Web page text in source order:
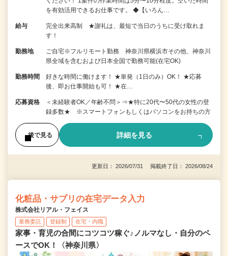
を有効活用できるお仕事です。 ◆【いろん…
給与
完全出来高制 ★謝礼は、最短で当日のうちに受け取れま
す！
勤務地
ご自宅※フルリモート勤務 神奈川県横浜市その他、神奈川
県全域を含むおよび日本全国で勤務可能(在宅OK)
勤務時間
好きな時間に働けます！ ★単発（1日のみ）OK！ ★応募
後、即お仕事開始も可！ ★在…
応募資格
＜未経験者OK／年齢不問＞⇒★特に20代〜50代の女性の登
録多数★ ※スマートフォンもしくはパソコンをお持ちの方
後で見る 詳細を見る
更新日： 2026/07/31 掲載終了日： 2026/08/24
化粧品・サプリの在宅データ入力
株式会社リアル・フェイス
業務委託 登録制 在宅・内職
家事・育児の合間にコツコツ稼ぐ♪ノルマなし・自分のペ
ースでOK！〈神奈川県〉